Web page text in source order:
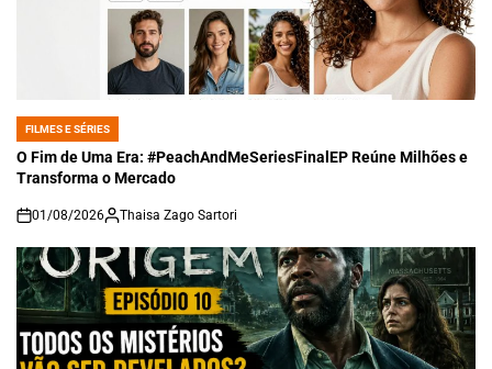
POSTED
IN
FILMES E SÉRIES
O Fim de Uma Era: #PeachAndMeSeriesFinalEP Reúne Milhões e
Transforma o Mercado
on
01/08/2026 Thaisa Zago Sartori